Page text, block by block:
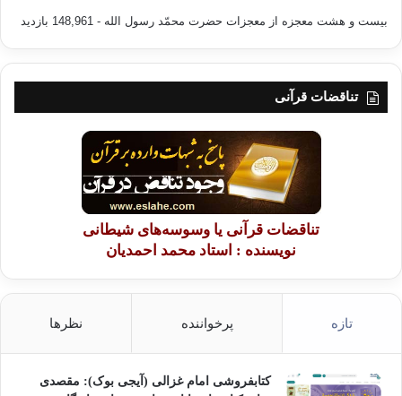
بیست و هشت معجزه از معجزات حضرت محمّد رسول الله - 148,961 بازدید
تناقضات قرآنی
تناقضات قرآنی یا وسوسه‌های شیطانی
نویسنده : استاد محمد احمدیان
تازه پرخواننده نظرها
کتابفروشی امام غزالی (آیجی بوک): مقصدی